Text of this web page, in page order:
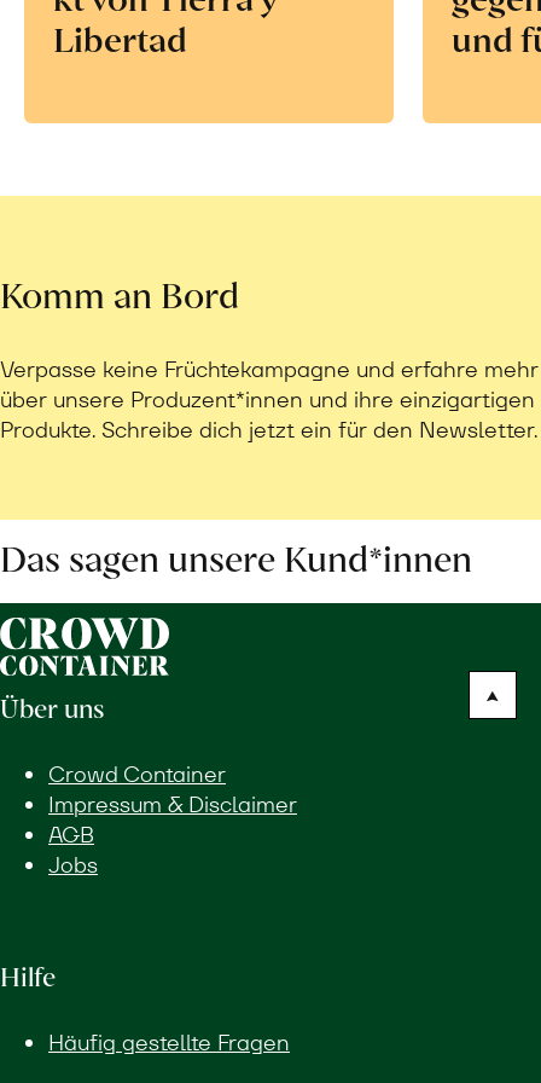
Libertad
und
Komm an Bord
Verpasse keine Früchtekampagne und erfahre mehr
über unsere Produzent*innen und ihre einzigartigen
Produkte. Schreibe dich jetzt ein für den Newsletter.
Das sagen unsere Kund*innen
Über uns
Crowd Container
Impressum & Disclaimer
AGB
Jobs
Hilfe
Häufig gestellte Fragen